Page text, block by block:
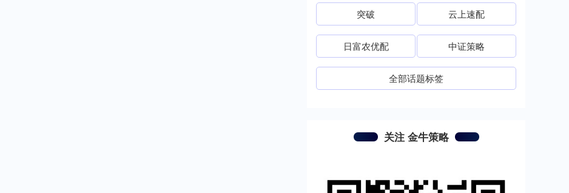
突破 云上速配
日富农优配 中证策略
全部话题标签
关注 金牛策略